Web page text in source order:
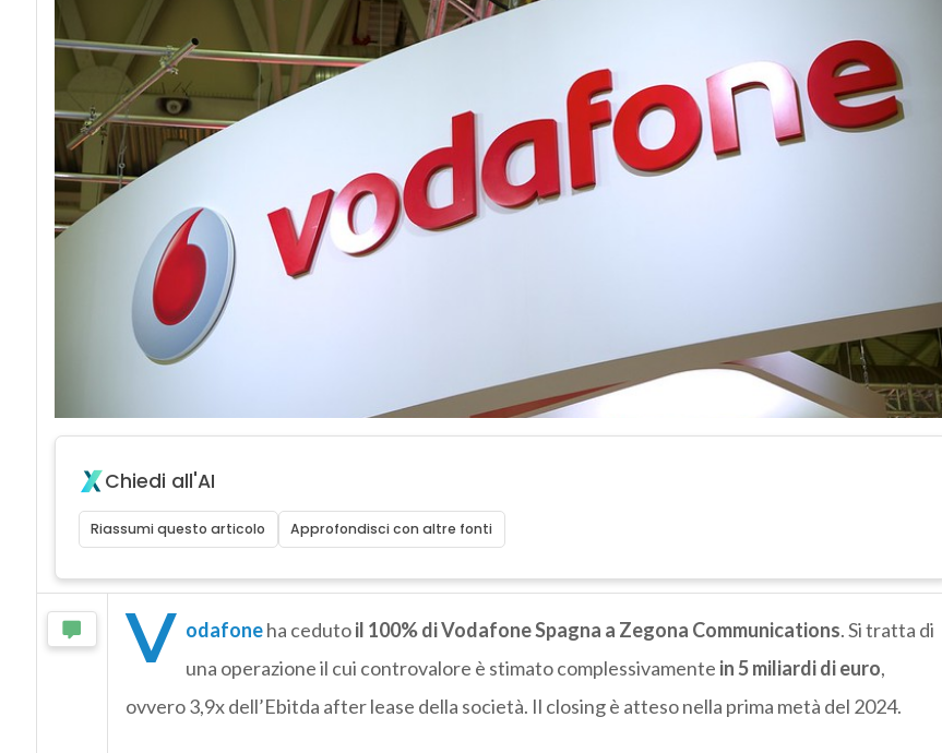
Chiedi all'AI
Riassumi questo articolo Approfondisci con altre fonti
V odafone ha cedutoil 100% di Vodafone Spagna a Zegona Communications. Si tratta di
una operazione il cui controvalore è stimato complessivamente in 5 miliardi di euro,
ovvero 3,9x dell’Ebitda after lease della società. Il closing è atteso nella prima metà del 2024.
S
Saudi Telecom Company